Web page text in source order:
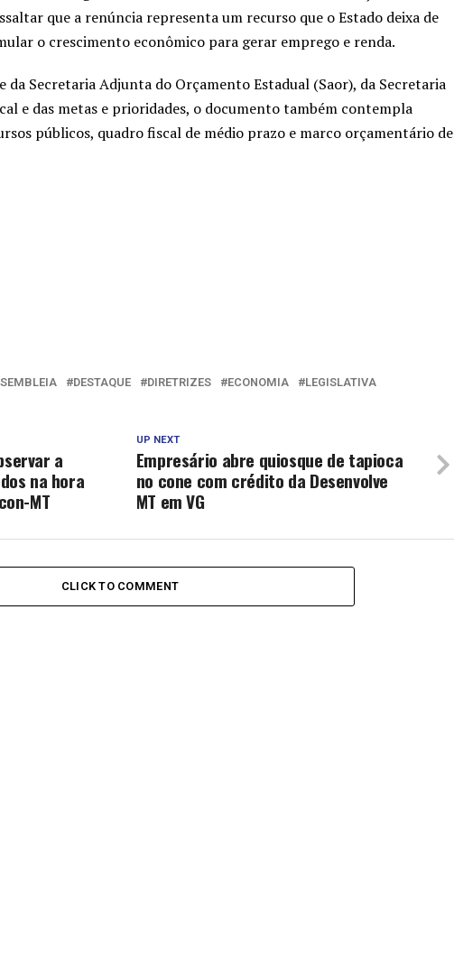
que a renúncia representa um recurso que o Estado deixa de
o crescimento econômico para gerar emprego e renda.
da Secretaria Adjunta do Orçamento Estadual (Saor), da Secretaria
e das metas e prioridades, o documento também contempla
públicos, quadro fiscal de médio prazo e marco orçamentário de
DESTAQUE DIRETRIZES ECONOMIA
LEGISLATIVA
UP NEXT
Empresário abre quiosque de tapioca
no cone com crédito da Desenvolve
MT em VG
a
na hora
MT
CLICK TO COMMENT